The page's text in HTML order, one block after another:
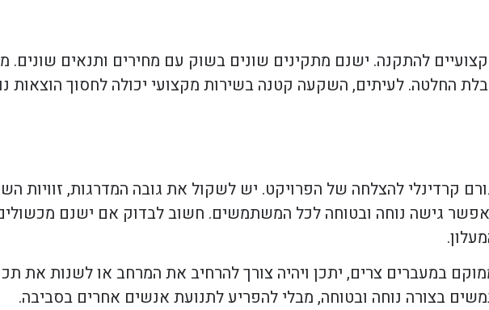
להתקנה. ישנם מתקינים שונים בשוק עם מחירים ותנאים שונים.
החלטה. לעיתים, השקעה קטנה בשירות מקצועי יכולה לחסוך הוצאות
קרדינלי להצלחה של הפרויקט. יש לשקול את גובה המדרגות, זוויות
גישה נוחה ובטוחה לכל המשתמשים. חשוב לבדוק אם ישנם
במעברים צרים, יתכן ויהיה צורך להרחיב את המרחב או לשנות את
בצורה נוחה ובטוחה, מבלי להפריע לתנועת אנשים אחרים בסביבה.